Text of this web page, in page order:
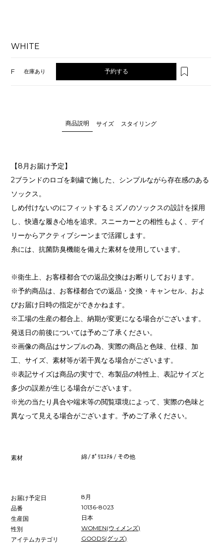
WHITE
F 在庫あり 予約する
商品説明 サイズ スタイリング
【8月お届け予定】
2ブランドのロゴを刺繍で施した、シンプルながら存在感のある
ソックス。
しめ付けないのにフィットするミズノのソックスの設計を採用
し、快適な履き心地を追求。スニーカーとの相性もよく、デイ
リーからアクティブシーンまで活躍します。
糸には、抗菌防臭機能を備えた素材を使用しています。
※衛生上、お客様都合での返品交換はお断りしております。
※予約商品は、お客様都合での返品・交換・キャンセル、およ
びお届け日時の指定ができかねます。
※工場の生産の都合上、納期が変更になる場合がございます。
発送日の前後については予めご了承ください。
※画像の商品はサンプルの為、実際の商品と色味、仕様、加
工、サイズ、素材等が若干異なる場合がございます。
※表記サイズは商品の実寸で、布製品の特性上、表記サイズと
多少の誤差が生じる場合がございます。
※光の当たり具合や端末等の閲覧環境によって、実際の色味と
異なって見える場合がございます。予めご了承ください。
素材 綿 / ﾎﾟﾘｴｽﾃﾙ / その他
お届け予定日
8月
品番
10136-8023
生産国
日本
性別
WOMEN(ウィメンズ)
アイテムカテゴリ
GOODS(グッズ)